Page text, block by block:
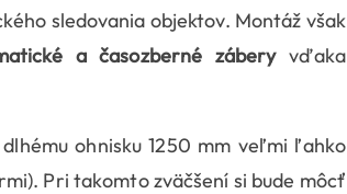
sledovania objektov. Montáž však
a časozberné zábery vďaka
ohnisku 1250 mm veľmi ľahko
Pri takomto zväčšení si bude môcť